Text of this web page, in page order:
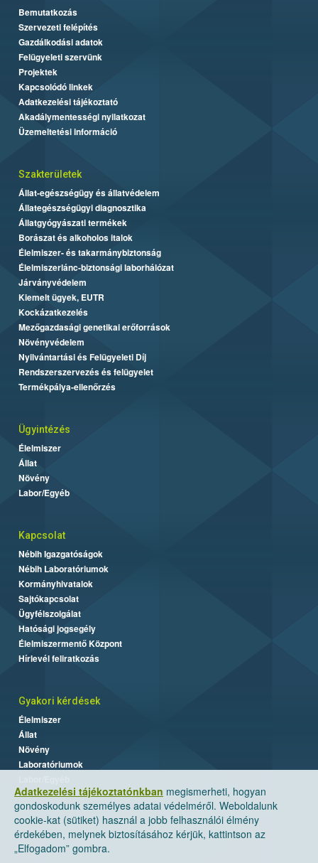
Adatkezelési tájékoztatónkban megismerheti, hogyan
gondoskodunk személyes adatai védelméről. Weboldalunk
cookie-kat (sütiket) használ a jobb felhasználói élmény
érdekében, melynek biztosításához kérjük, kattintson az
„Elfogadom” gombra.
Bemutatkozás
Szervezeti felépítés
Gazdálkodási adatok
Felügyeleti szervünk
Projektek
Kapcsolódó linkek
Adatkezelési tájékoztató
Akadálymentességi nyilatkozat
Üzemeltetési információ
Szakterületek
Állat-egészségügy és állatvédelem
Állategészségügyi diagnosztika
Állatgyógyászati termékek
Borászat és alkoholos italok
Élelmiszer- és takarmánybiztonság
Élelmiszerlánc-biztonsági laborhálózat
Járványvédelem
Kiemelt ügyek, EUTR
Kockázatkezelés
Mezőgazdasági genetikai erőforrások
Növényvédelem
Nyilvántartási és Felügyeleti Díj
Rendszerszervezés és felügyelet
Termékpálya-ellenőrzés
Ügyintézés
Élelmiszer
Állat
Növény
Labor/Egyéb
Kapcsolat
Nébih Igazgatóságok
Nébih Laboratóriumok
Kormányhivatalok
Sajtókapcsolat
Ügyfélszolgálat
Hatósági jogsegély
Élelmiszermentő Központ
Hírlevél feliratkozás
Gyakori kérdések
Élelmiszer
Állat
Növény
Laboratóriumok